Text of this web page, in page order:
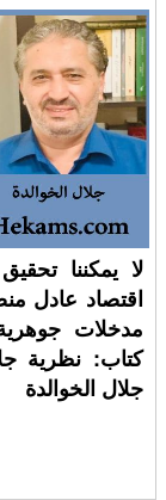
لا يمكننا
اقتصاد عادل
مدخلات
كتاب: نظرية
جلال الخوالدة